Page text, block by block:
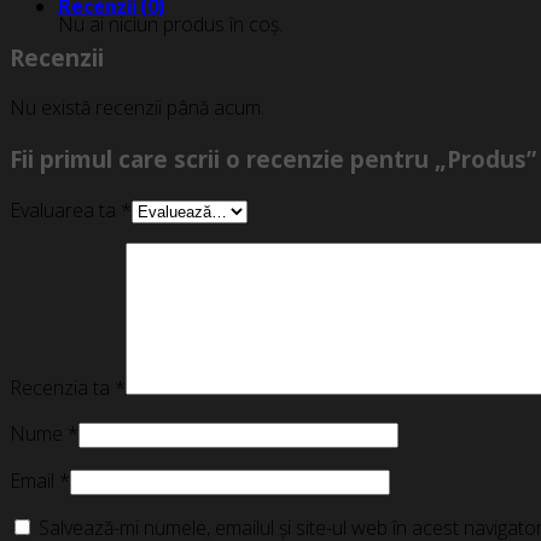
Nu ai niciun produs în coș.
Recenzii (0)
Recenzii
Nu există recenzii până acum.
Fii primul care scrii o recenzie pentru „Produs”
Evaluarea ta *
Recenzia ta *
Nume *
Email *
Salvează-mi numele, emailul și site-ul web în acest